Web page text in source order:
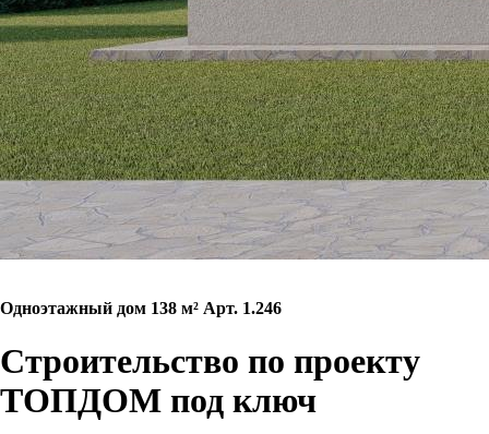
Одноэтажный дом 138 м² Арт. 1.246
Строительство по проекту
ТОПДОМ под ключ